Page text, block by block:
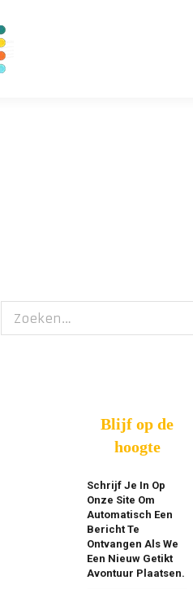
Zoeken:
Blijf op de
hoogte
Schrijf Je In Op
Onze Site Om
Automatisch Een
Bericht Te
Ontvangen Als We
Een Nieuw Getikt
Avontuur Plaatsen.